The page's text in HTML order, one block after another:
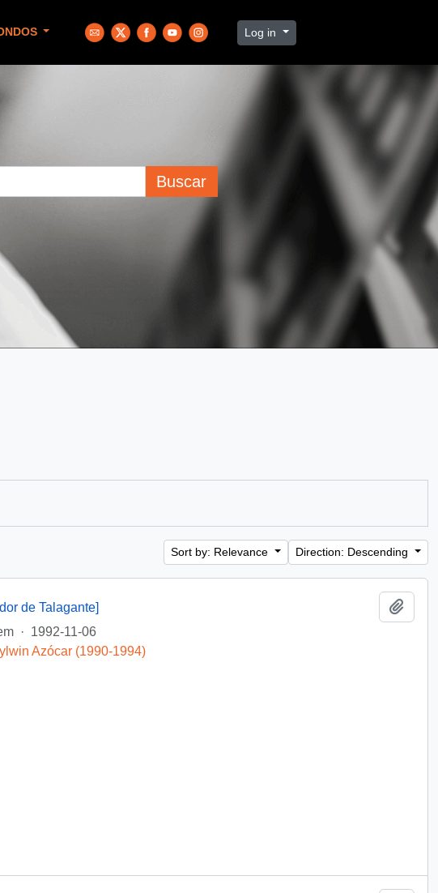
Log in
Buscar
Sort by: Relevance Direction: Descending
de Talagante]
· 1992-11-06
Azócar (1990-1994)